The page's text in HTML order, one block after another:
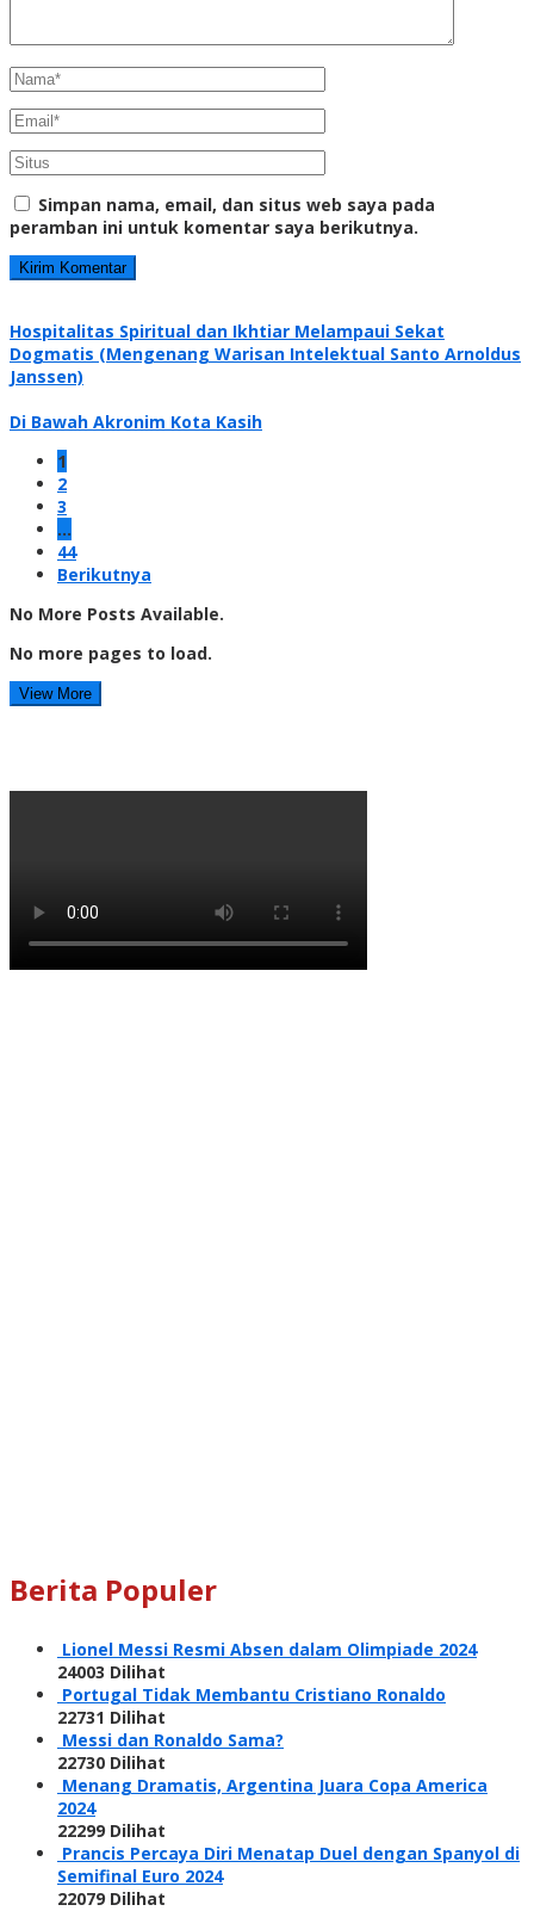
Simpan nama, email, dan situs web saya pada
peramban ini untuk komentar saya berikutnya.
Hospitalitas Spiritual dan Ikhtiar Melampaui Sekat
Dogmatis (Mengenang Warisan Intelektual Santo Arnoldus
Janssen)
Di Bawah Akronim Kota Kasih
1
2
3
…
44
Berikutnya
No More Posts Available.
No more pages to load.
View More
Berita Populer
Lionel Messi Resmi Absen dalam Olimpiade 2024
24003 Dilihat
Portugal Tidak Membantu Cristiano Ronaldo
22731 Dilihat
Messi dan Ronaldo Sama?
22730 Dilihat
Menang Dramatis, Argentina Juara Copa America
2024
22299 Dilihat
Prancis Percaya Diri Menatap Duel dengan Spanyol di
Semifinal Euro 2024
22079 Dilihat